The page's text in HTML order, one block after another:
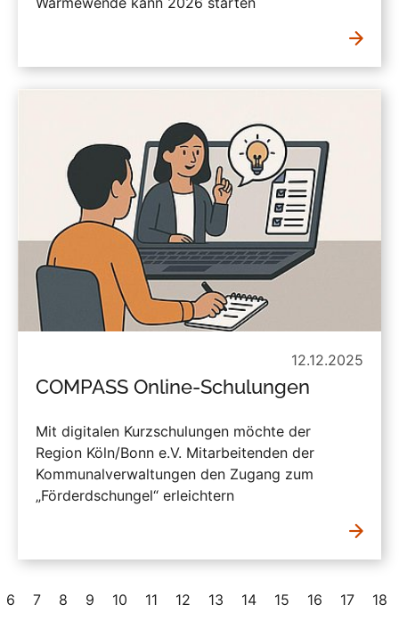
12.12.2025
COMPASS Online-Schulungen
Mit digitalen Kurzschulungen möchte der
Region Köln/Bonn e.V. Mitarbeitenden der
Kommunalverwaltungen den Zugang zum
„Förderdschungel“ erleichtern
6 7 8 9 10 11 12 13 14 15 16 17 18